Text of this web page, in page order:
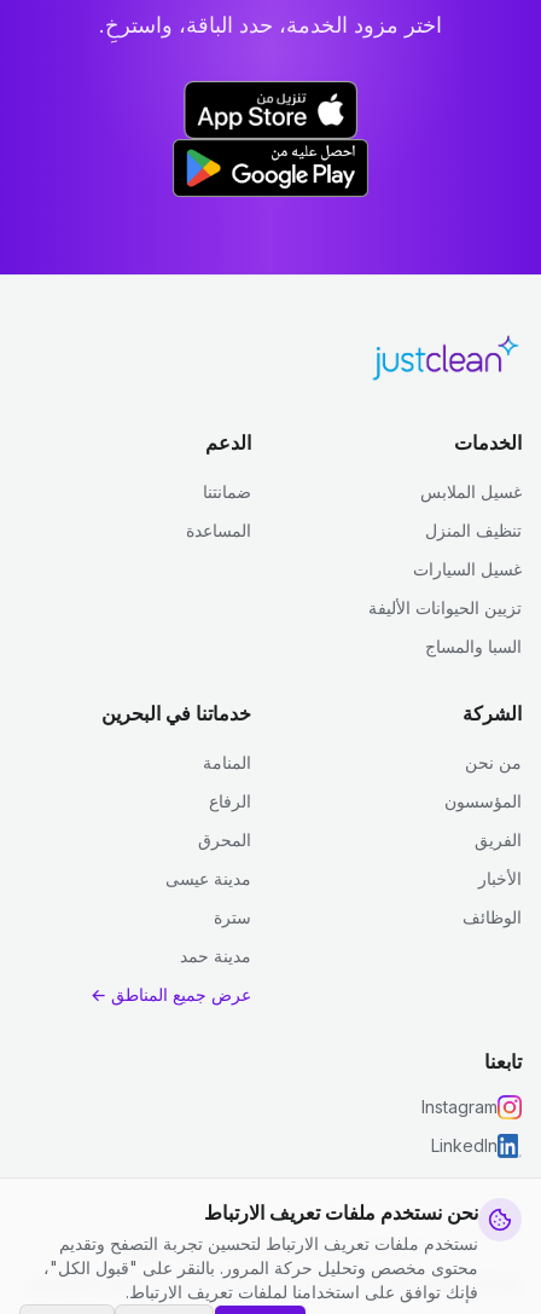
نحن نستخدم ملفات تعريف الارتباط
نستخدم ملفات تعريف الارتباط لتحسين تجربة التصفح وتقديم
محتوى مخصص وتحليل حركة المرور. بالنقر على "قبول الكل"،
فإنك توافق على استخدامنا لملفات تعريف الارتباط.
اختر مزود الخدمة، حدد الباقة، واسترخِ.
الخدمات
غسيل الملابس
تنظيف المنزل
غسيل السيارات
تزيين الحيوانات الأليفة
السبا والمساج
الدعم
ضمانتنا
المساعدة
الشركة
من نحن
المؤسسون
الفريق
الأخبار
الوظائف
خدماتنا في البحرين
المنامة
الرفاع
المحرق
مدينة عيسى
سترة
مدينة حمد
عرض جميع المناطق ←
تابعنا
Instagram
LinkedIn
© 2026 جست كلين. جميع الحقوق محفوظة.
سياسة الخصوصية
الشروط والأحكام | إعدادات ملفات تعريف الارتباط